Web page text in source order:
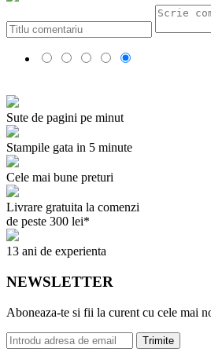
Sute de pagini pe minut
Stampile gata in 5 minute
Cele mai bune preturi
Livrare gratuita la comenzi
de peste 300 lei*
13 ani de experienta
NEWSLETTER
Aboneaza-te si fii la curent cu cele mai
Trimite